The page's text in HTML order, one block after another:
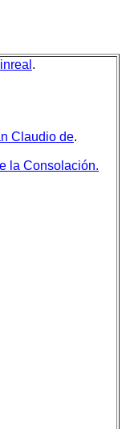
.
Claudio de.
la Consolación.